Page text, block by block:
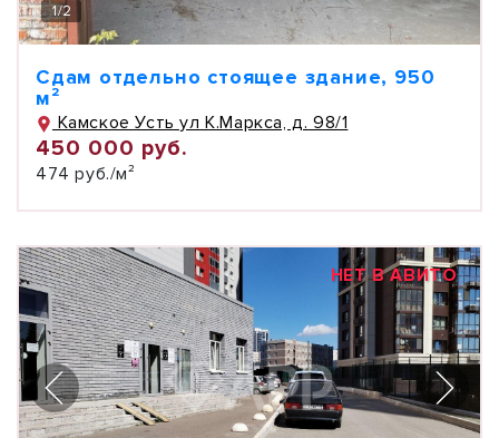
1/2
Сдам отдельно стоящее здание, 950
м²
Камское Усть ул К.Маркса, д. 98/1
450 000 руб.
474 руб./м²
НЕТ В АВИТО